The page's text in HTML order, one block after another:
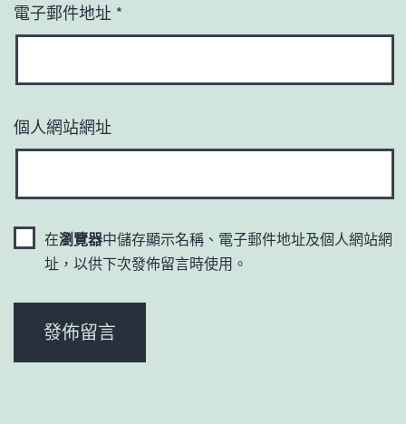
電子郵件地址 *
個人網站網址
在瀏覽器中儲存顯示名稱、電子郵件地址及個人網站網
址，以供下次發佈留言時使用。